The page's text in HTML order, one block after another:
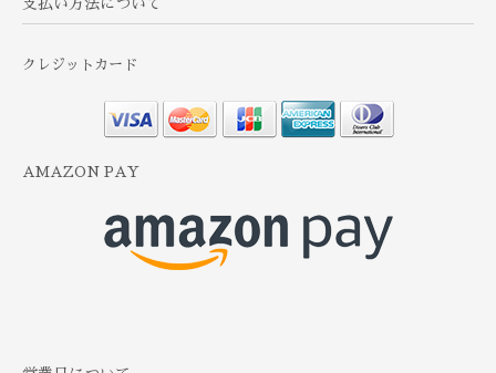
支払い方法について
クレジットカード
AMAZON PAY